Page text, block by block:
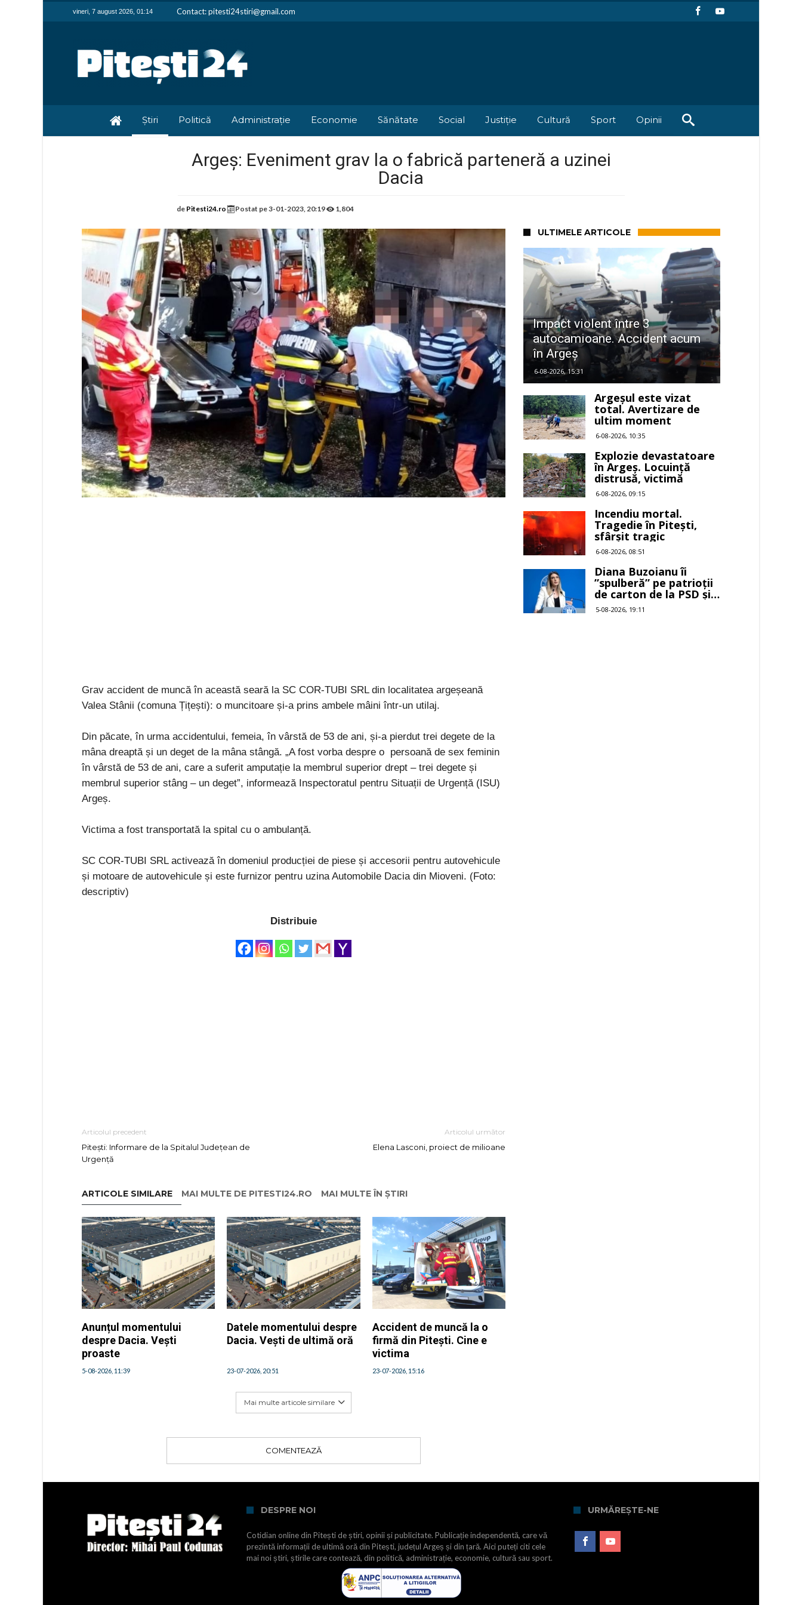
vineri, 7 august 2026, 01:14 Contact: pitesti24stiri@gmail.com
Știri Politică Administrație Economie Sănătate Social Justiție Cultură Sport Opinii
Argeș: Eveniment grav la o fabrică parteneră a uzinei
Dacia
de Pitesti24.ro Postat pe3-01-2023, 20:19 1,804
Grav accident de muncă în această seară la SC COR-TUBI SRL din localitatea argeșeană
Valea Stânii (comuna Țițești): o muncitoare și-a prins ambele mâini într-un utilaj.
Din păcate, în urma accidentului, femeia, în vârstă de 53 de ani, și-a pierdut trei degete de la
mâna dreaptă și un deget de la mâna stângă. „A fost vorba despre o persoană de sex feminin
în vârstă de 53 de ani, care a suferit amputație la membrul superior drept – trei degete și
membrul superior stâng – un deget”, informează Inspectoratul pentru Situații de Urgență (ISU)
Argeș.
Victima a fost transportată la spital cu o ambulanță.
SC COR-TUBI SRL activează în domeniul producției de piese și accesorii pentru autovehicule
și motoare de autovehicule și este furnizor pentru uzina Automobile Dacia din Mioveni. (Foto:
descriptiv)
Distribuie
Articolul precedent
Pitești: Informare de la Spitalul Județean de
Urgență
Articolul următor
Elena Lasconi, proiect de milioane
ARTICOLE SIMILARE MAI MULTE DE PITESTI24.RO MAI MULTE ÎN ȘTIRI
Anunțul momentului
despre Dacia. Vești
proaste
5-08-2026, 11:39
Datele momentului despre
Dacia. Vești de ultimă oră
23-07-2026, 20:51
Accident de muncă la o
firmă din Pitești. Cine e
victima
23-07-2026, 15:16
Mai multe articole similare
COMENTEAZĂ
ULTIMELE ARTICOLE
Impact violent între 3
autocamioane. Accident acum
în Argeș
6-08-2026, 15:31
Argeșul este vizat
total. Avertizare de
ultim moment
6-08-2026, 10:35
Explozie devastatoare
în Argeș. Locuință
distrusă, victimă
6-08-2026, 09:15
Incendiu mortal.
Tragedie în Pitești,
sfârșit tragic
6-08-2026, 08:51
Diana Buzoianu îi
”spulberă” pe patrioții
de carton de la PSD și
AUR
5-08-2026, 19:11
DESPRE NOI
Cotidian online din Pitești de știri, opinii și publicitate. Publicație independentă, care vă
prezintă informații de ultimă oră din Pitești, județul Argeș și din țară. Aici puteți citi cele
mai noi știri, știrile care contează, din politică, administrație, economie, cultură sau sport.
URMĂREȘTE-NE